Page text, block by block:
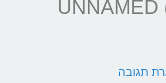
UNNAMED
תגובה